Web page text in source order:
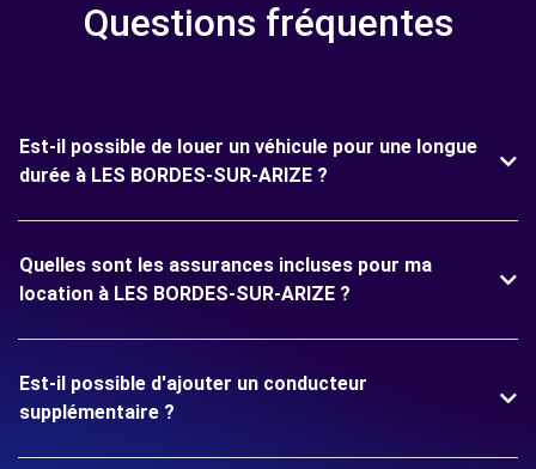
Questions fréquentes
Est-il possible de louer un véhicule pour une longue
durée à LES BORDES-SUR-ARIZE ?
Quelles sont les assurances incluses pour ma
location à LES BORDES-SUR-ARIZE ?
Est-il possible d'ajouter un conducteur
supplémentaire ?